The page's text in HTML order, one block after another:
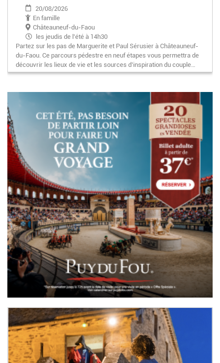
20/08/2026
En famille
Châteauneuf-du-Faou
les jeudis de l'été à 14h30
Partez sur les pas de Marguerite et Paul Sérusier à Châteauneuf-
du-Faou. Ce parcours pédestre en neuf étapes vous permettra de
découvrir les lieux de vie et les sources d’inspiration du couple…